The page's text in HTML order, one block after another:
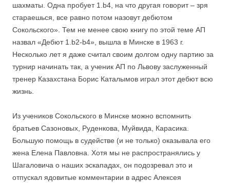
шахматы. Одна пробует 1.b4, на что другая говорит – зря
стараешься, все равно потом назовут дебютом
Сокольского». Тем не менее свою книгу по этой теме АП
назвал «Дебют 1.b2-b4», вышла в Минске в 1963 г.
Несколько лет я даже считал своим долгом одну партию за
турнир начинать так, а ученик АП по Львову заслуженный
тренер Казахстана Борис Каталымов играл этот дебют всю
жизнь.
Из учеников Сокольского в Минске можно вспомнить
братьев Сазоновых, Руденкова, Муйвида, Карасика.
Большую помощь в судействе (и не только) оказывала его
жена Елена Павловна. Хотя мы не распространялись у
Шагаловича о наших эскападах, он подозревал это и
отпускал ядовитые комментарии в адрес Алексея